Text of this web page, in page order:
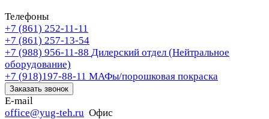
Телефоны
+7 (861) 252-11-11
+7 (861) 257-13-54
+7 (988) 956-11-88 Дилерский отдел (Нейтральное
оборудование)
+7 (918)197-88-11 МАФы/порошковая покраска
Заказать звонок
E-mail
office@yug-teh.ru Офис